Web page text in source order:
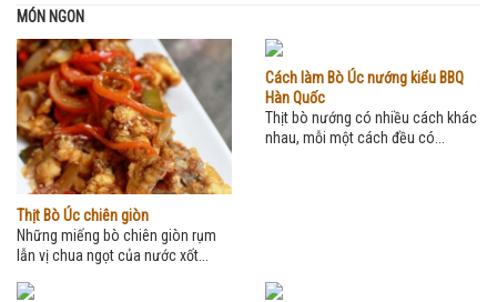
MÓN NGON
Thịt Bò Úc chiên giòn
Những miếng bò chiên giòn rụm
lẫn vị chua ngọt của nước xốt...
Cách làm Bò Úc nướng kiểu BBQ
Hàn Quốc
Thịt bò nướng có nhiều cách khác
nhau, mỗi một cách đều có...